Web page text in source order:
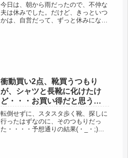
今日は、朝から雨だったので、不仲な
夫は休みでした。だけど、きっといつ
かは、自営だって、ずっと休みになる
衝動買い2点、靴買うつもり
が、シャツと長靴に化けたけ
ど・・・お買い得だと思うの
よねぇ・・。
転倒せずに、スタスタ歩く靴、探しに
行ったはずなのに、そのつもりだっ
た・・・・予想通りの結果(・_・;)結